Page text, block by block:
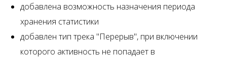
добавлена возможность назначения периода
хранения статистики
добавлен тип трека "Перерыв", при включении
которого активность не попадает в